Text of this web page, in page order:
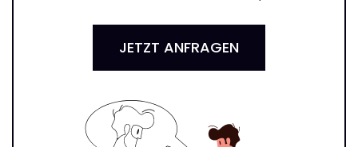
JETZT ANFRAGEN